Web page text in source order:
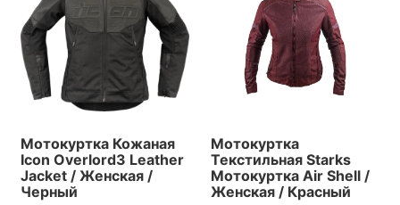
Мотокуртка Кожаная
Icon Overlord3 Leather
Jacket / Женская /
Черный
Мотокуртка
Текстильная Starks
Мотокуртка Air Shell /
Женская / Красный